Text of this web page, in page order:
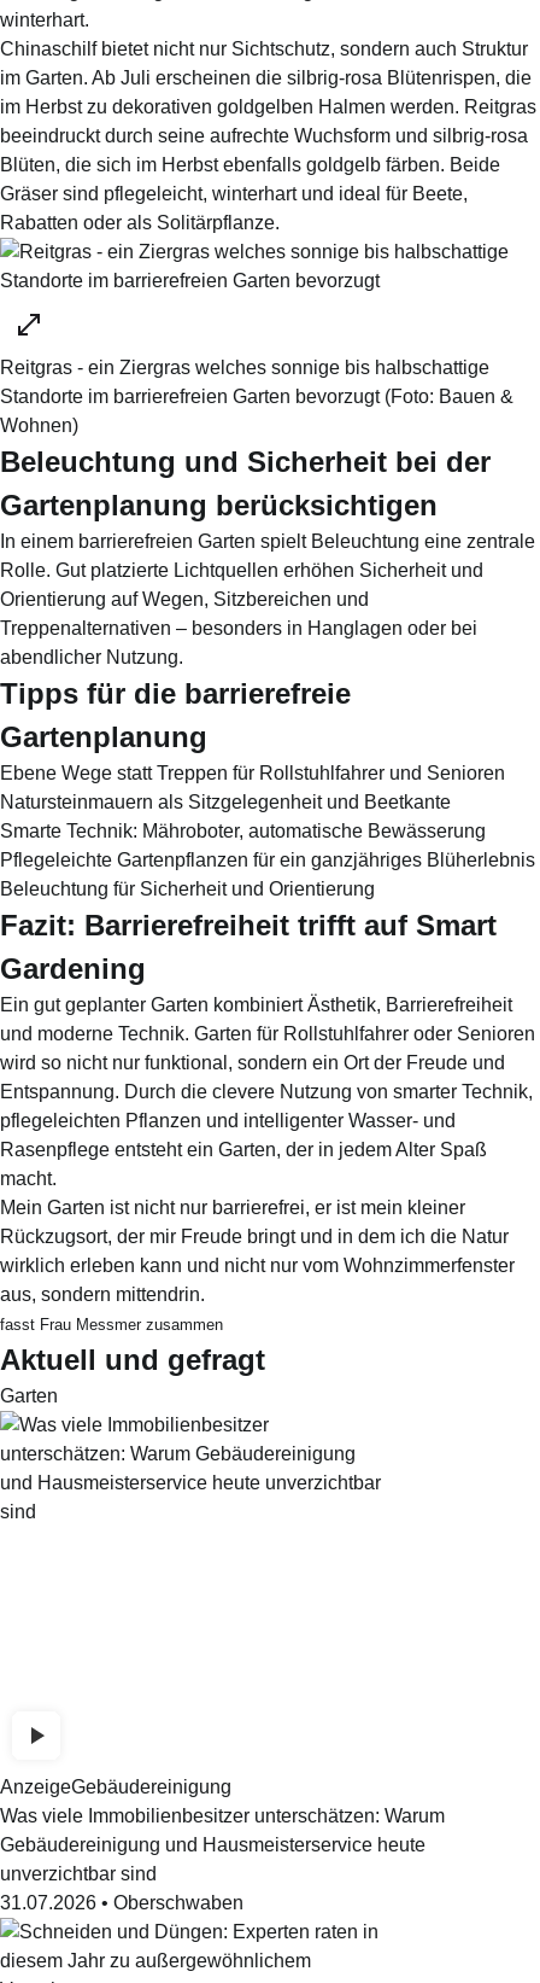
winterhart.
Chinaschilf bietet nicht nur Sichtschutz, sondern auch Struktur
im Garten. Ab Juli erscheinen die silbrig-rosa Blütenrispen, die
im Herbst zu dekorativen goldgelben Halmen werden. Reitgras
beeindruckt durch seine aufrechte Wuchsform und silbrig-rosa
Blüten, die sich im Herbst ebenfalls goldgelb färben. Beide
Gräser sind pflegeleicht, winterhart und ideal für Beete,
Rabatten oder als Solitärpflanze.
Reitgras - ein Ziergras welches sonnige bis halbschattige
Standorte im barrierefreien Garten bevorzugt (Foto: Bauen &
Wohnen)
Beleuchtung und Sicherheit bei der
Gartenplanung berücksichtigen
In einem barrierefreien Garten spielt Beleuchtung eine zentrale
Rolle. Gut platzierte Lichtquellen erhöhen Sicherheit und
Orientierung auf Wegen, Sitzbereichen und
Treppenalternativen – besonders in Hanglagen oder bei
abendlicher Nutzung.
Tipps für die barrierefreie
Gartenplanung
Ebene Wege statt Treppen für Rollstuhlfahrer und Senioren
Natursteinmauern als Sitzgelegenheit und Beetkante
Smarte Technik: Mähroboter, automatische Bewässerung
Pflegeleichte Gartenpflanzen für ein ganzjähriges Blüherlebnis
Beleuchtung für Sicherheit und Orientierung
Fazit: Barrierefreiheit trifft auf Smart
Gardening
Ein gut geplanter Garten kombiniert Ästhetik, Barrierefreiheit
und moderne Technik. Garten für Rollstuhlfahrer oder Senioren
wird so nicht nur funktional, sondern ein Ort der Freude und
Entspannung. Durch die clevere Nutzung von smarter Technik,
pflegeleichten Pflanzen und intelligenter Wasser- und
Rasenpflege entsteht ein Garten, der in jedem Alter Spaß
macht.
Mein Garten ist nicht nur barrierefrei, er ist mein kleiner
Rückzugsort, der mir Freude bringt und in dem ich die Natur
wirklich erleben kann und nicht nur vom Wohnzimmerfenster
aus, sondern mittendrin.
fasst Frau Messmer zusammen
Aktuell und gefragt
Garten
AnzeigeGebäudereinigung
Was viele Immobilienbesitzer unterschätzen: Warum
Gebäudereinigung und Hausmeisterservice heute
unverzichtbar sind
31.07.2026 • Oberschwaben